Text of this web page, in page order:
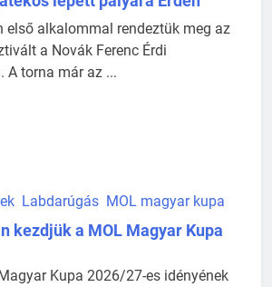
első alkalommal rendeztük meg az
a Novák Ferenc Érdi
A torna már az ...
Labdarúgás MOL magyar kupa
kezdjük a MOL Magyar Kupa
Kupa 2026/27-es idényének